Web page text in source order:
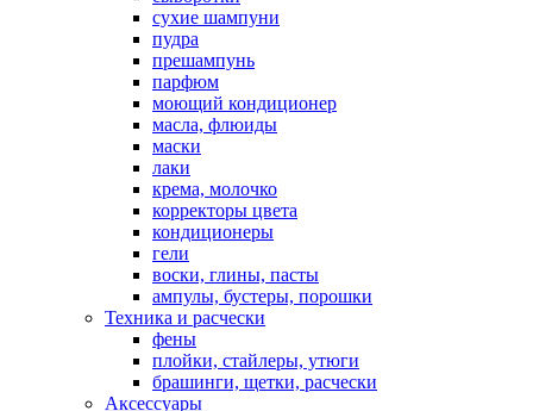
сухие шампуни
пудра
прешампунь
парфюм
моющий кондиционер
масла, флюиды
маски
лаки
крема, молочко
корректоры цвета
кондиционеры
гели
воски, глины, пасты
ампулы, бустеры, порошки
Техника и расчески
фены
плойки, стайлеры, утюги
брашинги, щетки, расчески
Аксессуары